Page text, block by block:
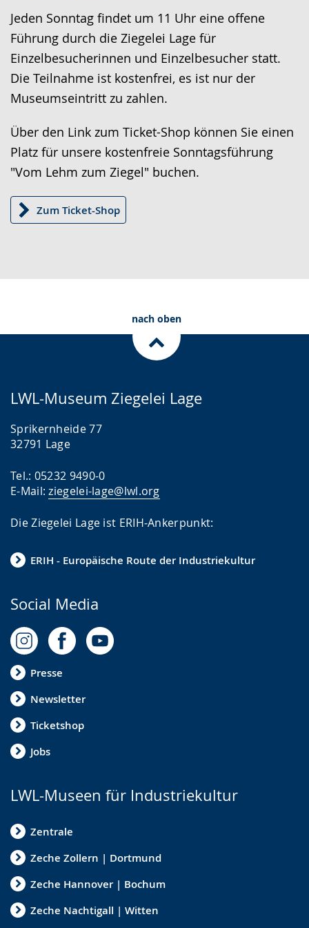
Sprache
wechseln.
Unterstützung.
in
Deutscher
Gebärdensprache
wird
angezeigt.
Jeden Sonntag findet um 11 Uhr eine offene
Führung durch die Ziegelei Lage für
Einzelbesucherinnen und Einzelbesucher statt.
Die Teilnahme ist kostenfrei, es ist nur der
Museumseintritt zu zahlen.
Über den Link zum Ticket-Shop können Sie einen
Platz für unsere kostenfreie Sonntagsführung
"Vom Lehm zum Ziegel" buchen.
Zum Ticket-Shop
nach oben
LWL-Museum Ziegelei Lage
Sprikernheide 77
32791 Lage
Tel.: 05232 9490-0
E-Mail:ziegelei-lage@lwl.org
Die Ziegelei Lage ist ERIH-Ankerpunkt:
ERIH - Europäische Route der Industriekultur
Social Media
Presse
Newsletter
Ticketshop
Jobs
LWL-Museen für Industriekultur
Zentrale
Zeche Zollern | Dortmund
Zeche Hannover | Bochum
Zeche Nachtigall | Witten